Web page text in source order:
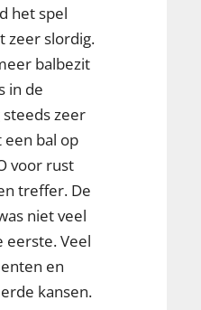
het spel
zeer slordig.
balbezit
in de
zeer
bal op
voor rust
treffer. De
niet veel
eerste. Veel
en
kansen.